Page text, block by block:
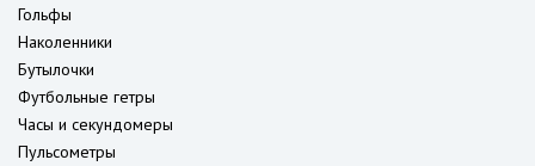
Гольфы
Наколенники
Бутылочки
Футбольные гетры
Часы и секундомеры
Пульсометры